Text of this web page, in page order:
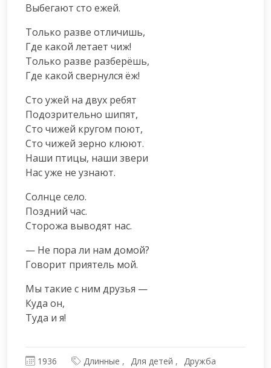
Выбегают сто ежей.
Только разве отличишь,
Где какой летает чиж!
Только разве разберёшь,
Где какой свернулся ёж!
Сто ужей на двух ребят
Подозрительно шипят,
Сто чижей кругом поют,
Сто чижей зерно клюют.
Наши птицы, наши звери
Нас уже не узнают.
Солнце село.
Поздний час.
Сторожа выводят нас.
— Не пора ли нам домой?
Говорит приятель мой.
Мы такие с ним друзья —
Куда он,
Туда и я!
1936 Длинные Для детей
Дружба